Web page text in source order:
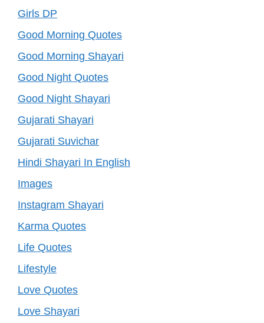
Girls DP
Good Morning Quotes
Good Morning Shayari
Good Night Quotes
Good Night Shayari
Gujarati Shayari
Gujarati Suvichar
Hindi Shayari In English
Images
Instagram Shayari
Karma Quotes
Life Quotes
Lifestyle
Love Quotes
Love Shayari